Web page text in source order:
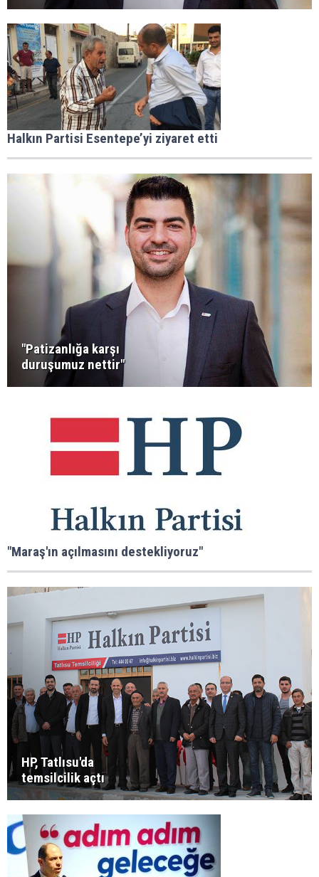
Halkın Partisi Esentepe’yi ziyaret etti
"Patizanlığa karşı
duruşumuz nettir"
"Maraş'ın açılmasını destekliyoruz"
HP, Tatlısu'da
temsilcilik açtı